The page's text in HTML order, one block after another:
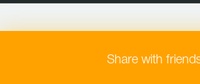
Share with